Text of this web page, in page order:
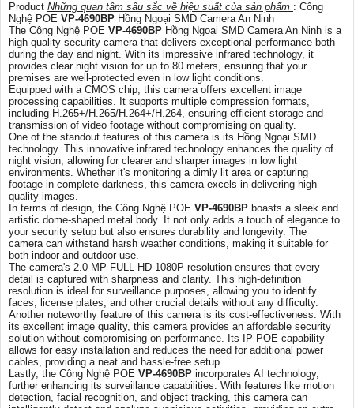
Product Những quan tâm sâu sắc về hiệu suất của sản phẩm : Công
Nghệ POE VP-4690BP Hồng Ngoại SMD Camera An Ninh
The Công Nghệ POE VP-4690BP Hồng Ngoại SMD Camera An Ninh is a
high-quality security camera that delivers exceptional performance both
during the day and night. With its impressive infrared technology, it
provides clear night vision for up to 80 meters, ensuring that your
premises are well-protected even in low light conditions.
Equipped with a CMOS chip, this camera offers excellent image
processing capabilities. It supports multiple compression formats,
including H.265+/H.265/H.264+/H.264, ensuring efficient storage and
transmission of video footage without compromising on quality.
One of the standout features of this camera is its Hồng Ngoại SMD
technology. This innovative infrared technology enhances the quality of
night vision, allowing for clearer and sharper images in low light
environments. Whether it's monitoring a dimly lit area or capturing
footage in complete darkness, this camera excels in delivering high-
quality images.
In terms of design, the Công Nghệ POE VP-4690BP boasts a sleek and
artistic dome-shaped metal body. It not only adds a touch of elegance to
your security setup but also ensures durability and longevity. The
camera can withstand harsh weather conditions, making it suitable for
both indoor and outdoor use.
The camera's 2.0 MP FULL HD 1080P resolution ensures that every
detail is captured with sharpness and clarity. This high-definition
resolution is ideal for surveillance purposes, allowing you to identify
faces, license plates, and other crucial details without any difficulty.
Another noteworthy feature of this camera is its cost-effectiveness. With
its excellent image quality, this camera provides an affordable security
solution without compromising on performance. Its IP POE capability
allows for easy installation and reduces the need for additional power
cables, providing a neat and hassle-free setup.
Lastly, the Công Nghệ POE VP-4690BP incorporates AI technology,
further enhancing its surveillance capabilities. With features like motion
detection, facial recognition, and object tracking, this camera can